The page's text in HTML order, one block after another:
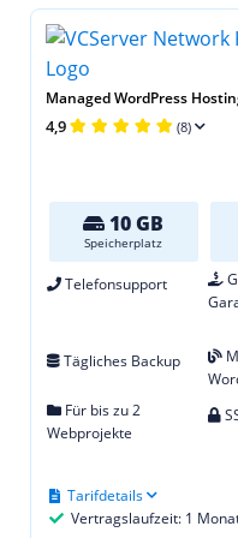
Managed WordPress
4,9 (8)
10 GB
Speicherplatz
Telefonsupport
Tägliches Backup
Für bis zu 2
Webprojekte
Vertragslaufzeit: 1
Tarifdetails